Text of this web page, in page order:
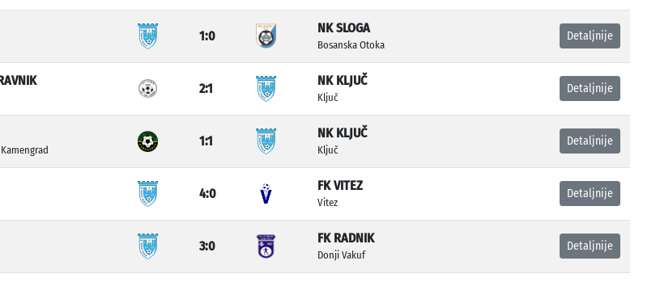
1:0
NK SLOGA
Bosanska Otoka
Detaljnije
2:1
NK KLJUČ
Ključ
Detaljnije
1:1
NK KLJUČ
Ključ
Detaljnije
4:0
FK VITEZ
Vitez
Detaljnije
3:0
FK RADNIK
Donji Vakuf
Detaljnije